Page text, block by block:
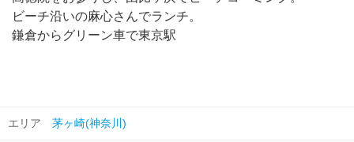
ビーチ沿いの麻心さんでランチ。
鎌倉からグリーン車で東京駅
エリア 茅ヶ崎(神奈川)